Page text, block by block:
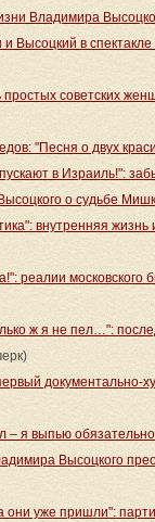
Владимира
Высоцкий в
простых советских
"Песня о двух
в Израиль!":
о судьбе
внутренняя
реалии
ж я не пел…":
документально-
– я выпью
Высоцкого
они уже пришли":